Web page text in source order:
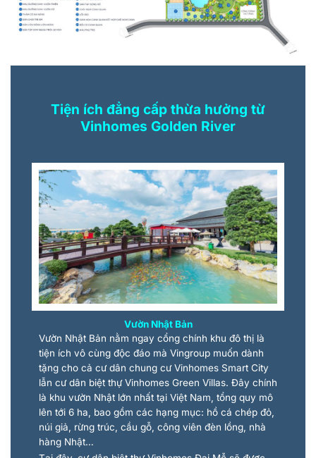
Tiện ích đẳng cấp thừa hưởng từ
Vinhomes Golden River
Vườn Nhật Bản
Vườn Nhật Bản nằm ngay cổng chính khu đô thị là
tiện ích vô cùng độc đáo mà Vingroup muốn dành
tặng cho cả cư dân chung cư Vinhomes Smart City
lẫn cư dân biệt thự Vinhomes Green Villas. Đây chính
là khu vườn Nhật lớn nhất tại Việt Nam, tổng quy mô
lên tới 6 ha, bao gồm các hạng mục: hồ cá chép đỏ,
núi giả, rừng trúc, cầu gỗ, công viên đèn lồng, nhà
hàng Nhật…